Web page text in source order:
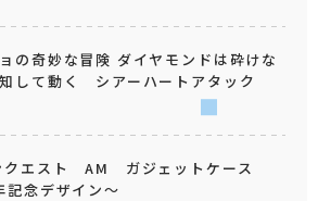
ョの奇妙な冒険 ダイヤモンドは砕けな
して動く シアーハートアタック
クエスト AM ガジェットケース
記念デザイン～